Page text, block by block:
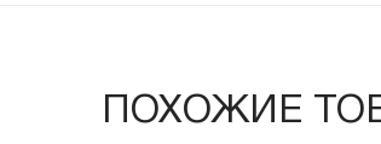
ПОХОЖИЕ